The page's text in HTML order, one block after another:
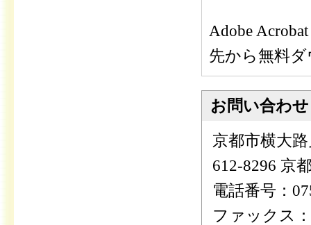
Adobe
先から無料
お問い合わせ
京都市横大
612-8296 京
電話番号：
ファックス